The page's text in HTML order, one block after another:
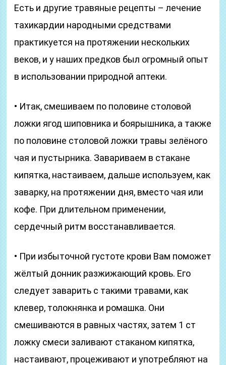
Есть и другие травяные рецепты – лечение
тахикардии народными средствами
практикуется на протяжении нескольких
веков, и у наших предков был огромный опыт
в использовании природной аптеки.
• Итак, смешиваем по половине столовой
ложки ягод шиповника и боярышника, а также
по половине столовой ложки травы зелёного
чая и пустырника. Завариваем в стакане
кипятка, настаиваем, дальше используем, как
заварку, на протяжении дня, вместо чая или
кофе. При длительном применении,
сердечный ритм восстанавливается.
• При избыточной густоте крови Вам поможет
жёлтый донник разжижающий кровь. Его
следует заварить с такими травами, как
клевер, толокнянка и ромашка. Они
смешиваются в равных частях, затем 1 ст
ложку смеси заливают стаканом кипятка,
настаивают, процеживают и употребляют на